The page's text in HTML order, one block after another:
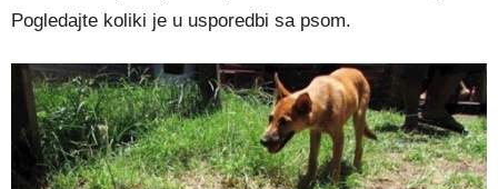
Pogledajte koliki je u usporedbi sa psom.